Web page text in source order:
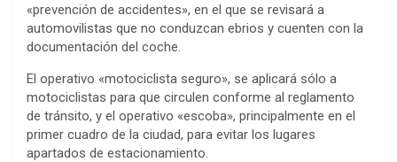
«prevención de accidentes», en el que se revisará a
automovilistas que no conduzcan ebrios y cuenten con la
documentación del coche.
El operativo «motociclista seguro», se aplicará sólo a
motociclistas para que circulen conforme al reglamento
de tránsito, y el operativo «escoba», principalmente en el
primer cuadro de la ciudad, para evitar los lugares
apartados de estacionamiento.